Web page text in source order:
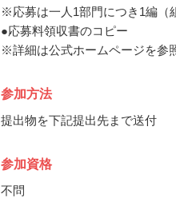
※応募は一人1部門につき1編（
●応募料領収書のコピー
※詳細は公式ホームページを参
参加方法
提出物を下記提出先まで送付
参加資格
不問